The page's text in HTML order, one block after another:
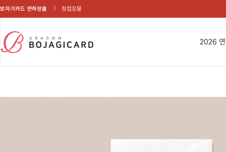
보자기카드 연하장몰 청첩장몰
2026